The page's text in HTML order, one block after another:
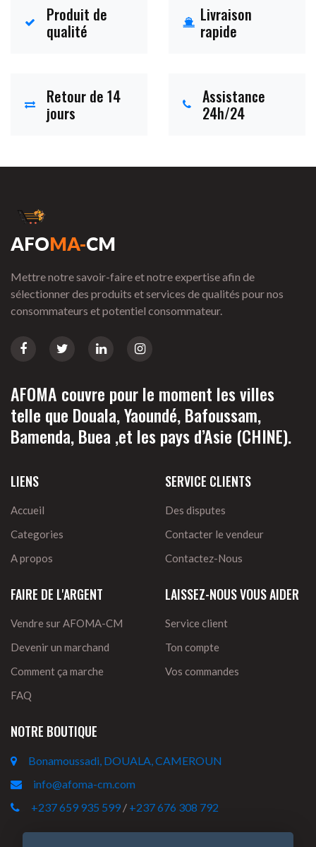
Produit de
qualité
Livraison
rapide
Retour de 14
jours
Assistance
24h/24
AFOMA-CM
Mettre notre savoir-faire et notre expertise afin de
sélectionner des produits et services de qualités pour nos
consommateurs et potentiel consommateur.
AFOMA couvre pour le moment les villes
telle que Douala, Yaoundé, Bafoussam,
Bamenda, Buea ,et les pays d’Asie (CHINE).
LIENS
Accueil
Categories
A propos
SERVICE CLIENTS
Des disputes
Contacter le vendeur
Contactez-Nous
FAIRE DE L'ARGENT
Vendre sur AFOMA-CM
Devenir un marchand
Comment ça marche
FAQ
LAISSEZ-NOUS VOUS AIDER
Service client
Ton compte
Vos commandes
NOTRE BOUTIQUE
Bonamoussadi, DOUALA, CAMEROUN
info@afoma-cm.com
+237 659 935 599 / +237 676 308 792